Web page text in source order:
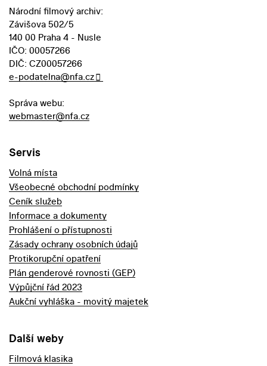
Národní filmový archiv:
Závišova 502/5
140 00 Praha 4 - Nusle
IČO: 00057266
DIČ: CZ00057266
e-podatelna@nfa.cz
Správa webu:
webmaster@nfa.cz
Servis
Volná místa
Všeobecné obchodní podmínky
Ceník služeb
Informace a dokumenty
Prohlášení o přístupnosti
Zásady ochrany osobních údajů
Protikorupční opatření
Plán genderové rovnosti (GEP)
Výpůjční řád 2023
Aukční vyhláška - movitý majetek
Další weby
Filmová klasika